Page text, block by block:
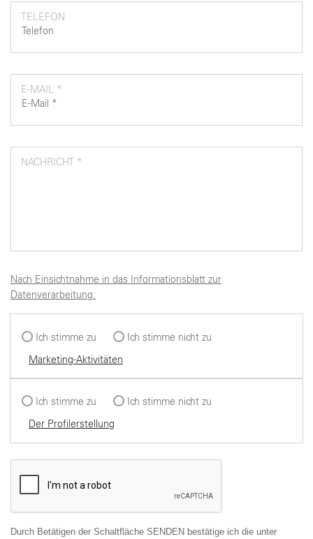
TELEFON
E-MAIL *
NACHRICHT *
Nach Einsichtnahme in das Informationsblatt zur
Datenverarbeitung:
Ich stimme zu
Ich stimme nicht zu
Marketing-Aktivitäten
Ich stimme zu
Ich stimme nicht zu
Der Profilerstellung
Durch Betätigen der Schaltfläche SENDEN bestätige ich die unter